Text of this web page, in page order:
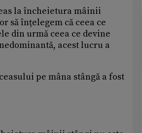
la încheietura mâinii
să înțelegem că ceea ce
din urmă ceea ce devine
acest lucru a
pe mâna stângă a fost